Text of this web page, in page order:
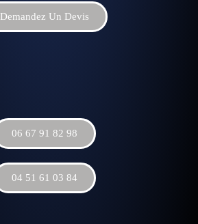
Demandez Un Devis
06 67 91 82 98
04 51 61 03 84